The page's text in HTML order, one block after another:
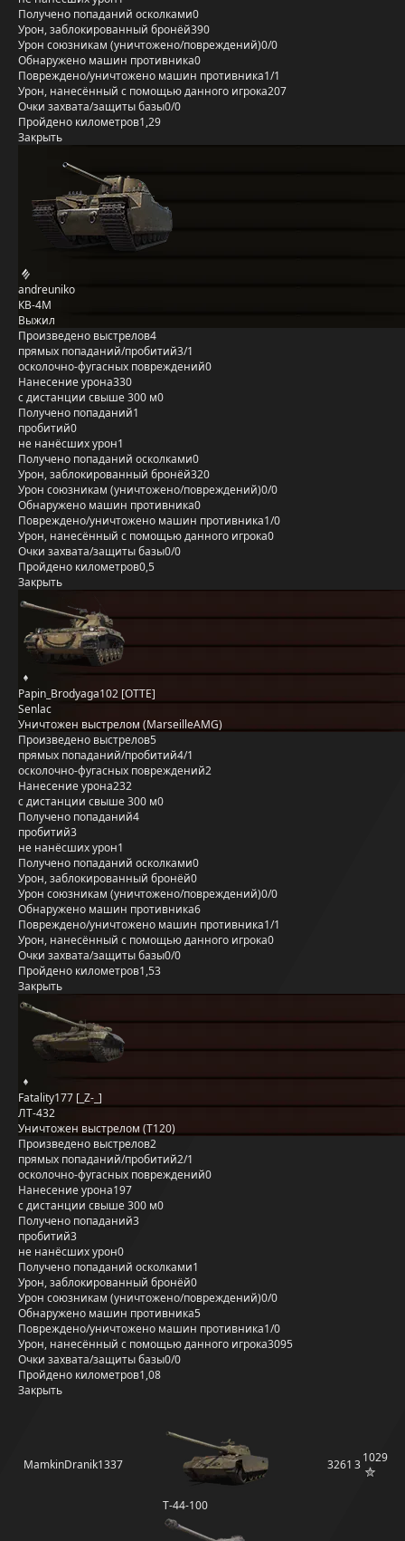
Получено попаданий осколками0
Урон, заблокированный бронёй390
Урон союзникам (уничтожено/повреждений)0/0
Обнаружено машин противника0
Повреждено/уничтожено машин противника1/1
Урон, нанесённый с помощью данного игрока207
Очки захвата/защиты базы0/0
Пройдено километров1,29
Закрыть
andreuniko
КВ-4М
Выжил
Произведено выстрелов4
прямых попаданий/пробитий3/1
осколочно-фугасных повреждений0
Нанесение урона330
с дистанции свыше 300 м0
Получено попаданий1
пробитий0
не нанёсших урон1
Получено попаданий осколками0
Урон, заблокированный бронёй320
Урон союзникам (уничтожено/повреждений)0/0
Обнаружено машин противника0
Повреждено/уничтожено машин противника1/0
Урон, нанесённый с помощью данного игрока0
Очки захвата/защиты базы0/0
Пройдено километров0,5
Закрыть
Papin_Brodyaga102 [OTTE]
Senlac
Уничтожен выстрелом (MarseilleAMG)
Произведено выстрелов5
прямых попаданий/пробитий4/1
осколочно-фугасных повреждений2
Нанесение урона232
с дистанции свыше 300 м0
Получено попаданий4
пробитий3
не нанёсших урон1
Получено попаданий осколками0
Урон, заблокированный бронёй0
Урон союзникам (уничтожено/повреждений)0/0
Обнаружено машин противника6
Повреждено/уничтожено машин противника1/1
Урон, нанесённый с помощью данного игрока0
Очки захвата/защиты базы0/0
Пройдено километров1,53
Закрыть
Fatality177 [_Z-_]
ЛТ-432
Уничтожен выстрелом (T120)
Произведено выстрелов2
прямых попаданий/пробитий2/1
осколочно-фугасных повреждений0
Нанесение урона197
с дистанции свыше 300 м0
Получено попаданий3
пробитий3
не нанёсших урон0
Получено попаданий осколками1
Урон, заблокированный бронёй0
Урон союзникам (уничтожено/повреждений)0/0
Обнаружено машин противника5
Повреждено/уничтожено машин противника1/0
Урон, нанесённый с помощью данного игрока3095
Очки захвата/защиты базы0/0
Пройдено километров1,08
Закрыть
MamkinDranik1337
Т-44-100
3261 31029